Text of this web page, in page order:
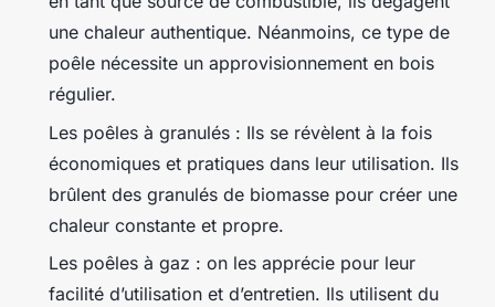
une chaleur authentique. Néanmoins, ce type de
poêle nécessite un approvisionnement en bois
régulier.
Les poêles à granulés : Ils se révèlent à la fois
économiques et pratiques dans leur utilisation. Ils
brûlent des granulés de biomasse pour créer une
chaleur constante et propre.
Les poêles à gaz : on les apprécie pour leur
facilité d’utilisation et d’entretien. Ils utilisent du